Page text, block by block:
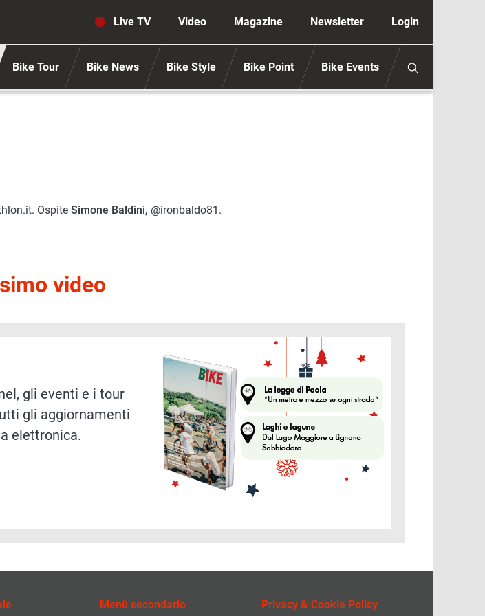
Navigazione secondaria anonimo
Live TV Video Magazine Newsletter Login
Bike Tour Bike News Bike Style Bike Point Bike Events
Ospite Simone Baldini, @ironbaldo81.
video
gli eventi e i tour
gli aggiornamenti
elettronica.
Menù secondario Privacy & Cookie Policy